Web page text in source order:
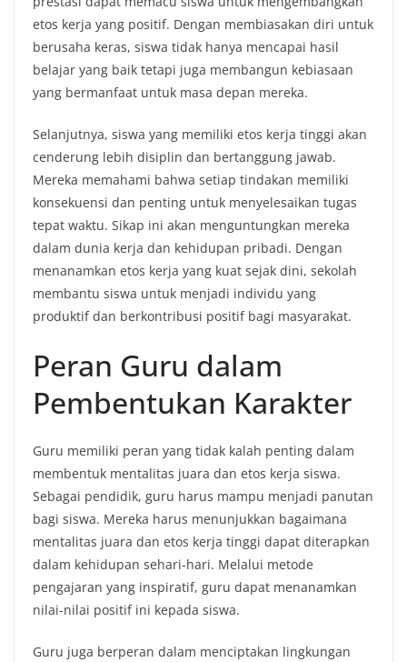
etos kerja yang positif. Dengan membiasakan diri untuk
berusaha keras, siswa tidak hanya mencapai hasil
belajar yang baik tetapi juga membangun kebiasaan
yang bermanfaat untuk masa depan mereka.
Selanjutnya, siswa yang memiliki etos kerja tinggi akan
cenderung lebih disiplin dan bertanggung jawab.
Mereka memahami bahwa setiap tindakan memiliki
konsekuensi dan penting untuk menyelesaikan tugas
tepat waktu. Sikap ini akan menguntungkan mereka
dalam dunia kerja dan kehidupan pribadi. Dengan
menanamkan etos kerja yang kuat sejak dini, sekolah
membantu siswa untuk menjadi individu yang
produktif dan berkontribusi positif bagi masyarakat.
Peran Guru dalam
Pembentukan Karakter
Guru memiliki peran yang tidak kalah penting dalam
membentuk mentalitas juara dan etos kerja siswa.
Sebagai pendidik, guru harus mampu menjadi panutan
bagi siswa. Mereka harus menunjukkan bagaimana
mentalitas juara dan etos kerja tinggi dapat diterapkan
dalam kehidupan sehari-hari. Melalui metode
pengajaran yang inspiratif, guru dapat menanamkan
nilai-nilai positif ini kepada siswa.
Guru juga berperan dalam menciptakan lingkungan